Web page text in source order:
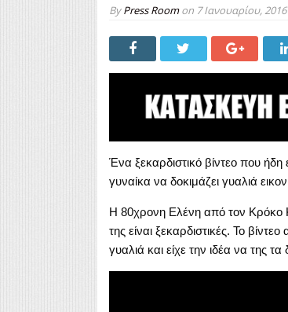
ByPress Roomon 7 Ιανουαρίου, 2016
Ένα ξεκαρδιστικό βίντεο που ήδη
γυναίκα να δοκιμάζει γυαλιά
Η 80χρονη Ελένη από τον Κρόκο
της είναι ξεκαρδιστικές. Το
γυαλιά και είχε την ιδέα να της τα